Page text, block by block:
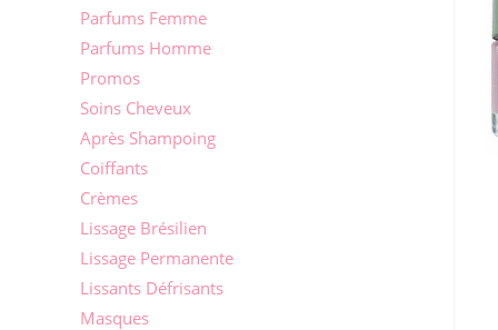
Parfums Femme
Parfums Homme
Promos
Soins Cheveux
Après Shampoing
Coiffants
Crèmes
Lissage Brésilien
Lissage Permanente
Lissants Défrisants
Masques